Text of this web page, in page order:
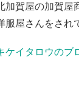
加賀屋の加賀屋
屋さんをされ
ケイタロウのブ